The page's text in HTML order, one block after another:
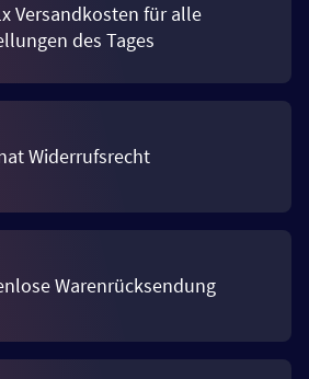
Versandkosten für alle
des Tages
Widerrufsrecht
Warenrücksendung